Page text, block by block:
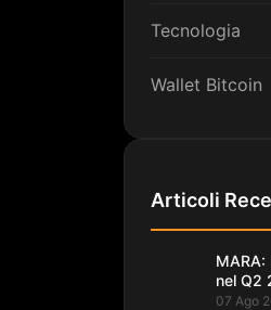
Tecnologia
Wallet Bitcoin
Articoli
MARA:
nel Q2
Minati
07 Ago